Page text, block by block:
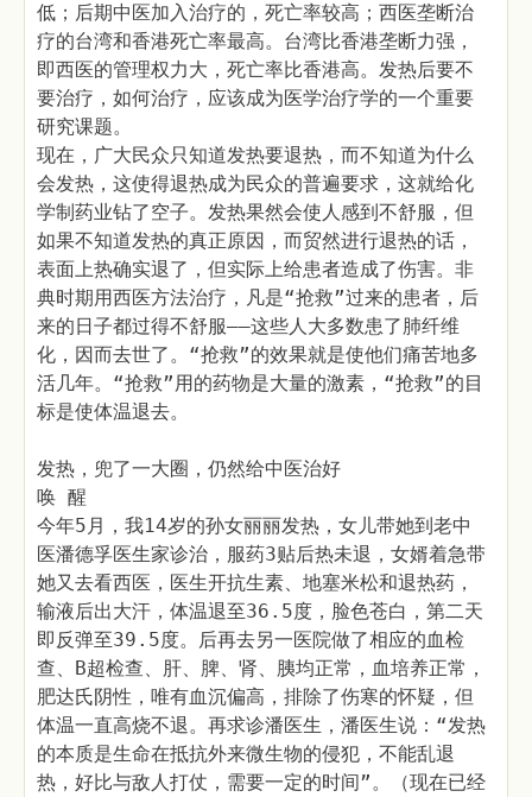
低；后期中医加入治疗的，死亡率较高；西医垄断治
疗的台湾和香港死亡率最高。台湾比香港垄断力强，
即西医的管理权力大，死亡率比香港高。发热后要不
要治疗，如何治疗，应该成为医学治疗学的一个重要
研究课题。
现在，广大民众只知道发热要退热，而不知道为什么
会发热，这使得退热成为民众的普遍要求，这就给化
学制药业钻了空子。发热果然会使人感到不舒服，但
如果不知道发热的真正原因，而贸然进行退热的话，
表面上热确实退了，但实际上给患者造成了伤害。非
典时期用西医方法治疗，凡是“抢救”过来的患者，后
来的日子都过得不舒服——这些人大多数患了肺纤维
化，因而去世了。“抢救”的效果就是使他们痛苦地多
活几年。“抢救”用的药物是大量的激素，“抢救”的目
标是使体温退去。
发热，兜了一大圈，仍然给中医治好
唤 醒
今年5月，我14岁的孙女丽丽发热，女儿带她到老中
医潘德孚医生家诊治，服药3贴后热未退，女婿着急带
她又去看西医，医生开抗生素、地塞米松和退热药，
输液后出大汗，体温退至36.5度，脸色苍白，第二天
即反弹至39.5度。后再去另一医院做了相应的血检
查、B超检查、肝、脾、肾、胰均正常，血培养正常，
肥达氏阴性，唯有血沉偏高，排除了伤寒的怀疑，但
体温一直高烧不退。再求诊潘医生，潘医生说：“发热
的本质是生命在抵抗外来微生物的侵犯，不能乱退
热，好比与敌人打仗，需要一定的时间”。（现在已经